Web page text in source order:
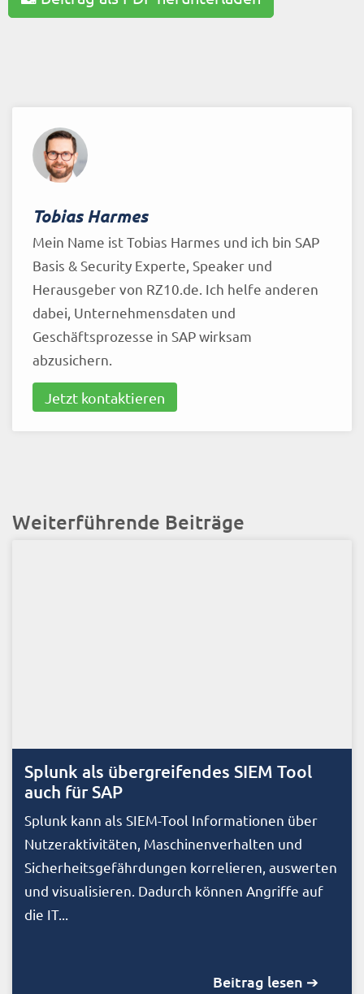
Tobias Harmes
Mein Name ist Tobias Harmes und ich bin SAP
Basis & Security Experte, Speaker und
Herausgeber von RZ10.de. Ich helfe anderen
dabei, Unternehmensdaten und
Geschäftsprozesse in SAP wirksam
abzusichern.
Jetzt kontaktieren
Weiterführende Beiträge
Splunk als übergreifendes SIEM Tool
auch für SAP
Splunk kann als SIEM-Tool Informationen über
Nutzeraktivitäten, Maschinenverhalten und
Sicherheitsgefährdungen korrelieren, auswerten
und visualisieren. Dadurch können Angriffe auf
die IT...
Beitrag lesen ➔